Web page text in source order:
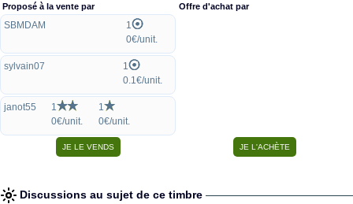
Proposé à la vente par
SBMDAM
1
0€/unit.
sylvain07
1
0.1€/unit.
janot55
1
0€/unit.
1
0€/unit.
Offre d'achat par
Discussions au sujet de ce timbre